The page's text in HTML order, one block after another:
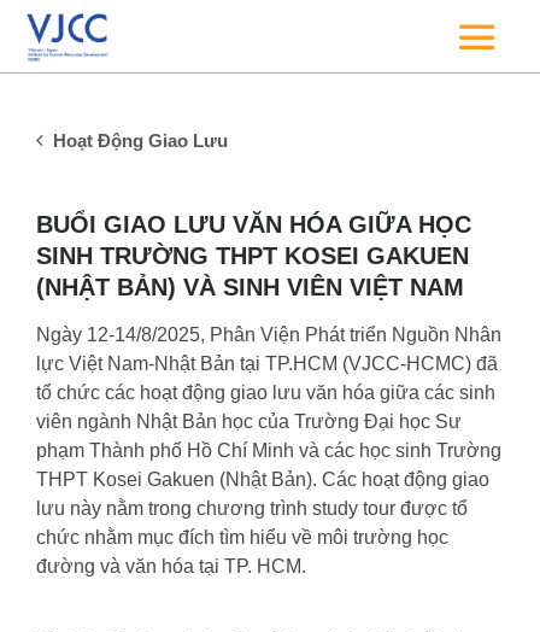
Hoạt Động Giao Lưu
BUỔI GIAO LƯU VĂN HÓA GIỮA HỌC
SINH TRƯỜNG THPT KOSEI GAKUEN
(NHẬT BẢN) VÀ SINH VIÊN VIỆT NAM
Ngày 12-14/8/2025, Phân Viện Phát triển Nguồn Nhân
lực Việt Nam-Nhật Bản tại TP.HCM (VJCC-HCMC) đã
tổ chức các hoạt động giao lưu văn hóa giữa các sinh
viên ngành Nhật Bản học của Trường Đại học Sư
phạm Thành phố Hồ Chí Minh và các học sinh Trường
THPT Kosei Gakuen (Nhật Bản). Các hoạt động giao
lưu này nằm trong chương trình study tour được tổ
chức nhằm mục đích tìm hiểu về môi trường học
đường và văn hóa tại TP. HCM.